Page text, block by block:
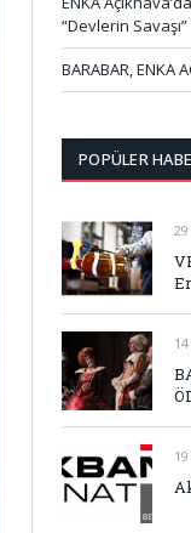
“Devlerin Savaşı”
BARABAR, ENKA
POPÜLER